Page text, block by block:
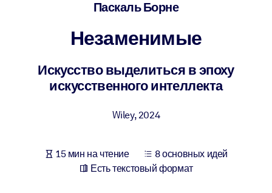
ПО СИСТЕМАМ
Интегрируйте краткие проверенные знания в вашу LMS/LXP для
лучших результатов обучения.
Для корпоративных библиотек
Для ИИ-систем
Паскаль Борне
Незаменимые
Искусство выделиться в эпоху
искусственного интеллекта
Wiley,2024
15 мин на чтение
8 основных идей
Есть текстовый формат